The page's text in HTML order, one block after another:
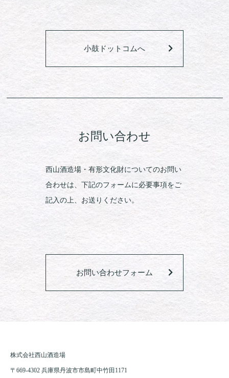
小鼓ドットコムへ
お問い合わせ
西山酒造場・有形文化財についてのお問い
合わせは、下記のフォームに必要事項をご
記入の上、お送りください。
お問い合わせフォーム
株式会社西山酒造場
〒669-4302 兵庫県丹波市市島町中竹田1171